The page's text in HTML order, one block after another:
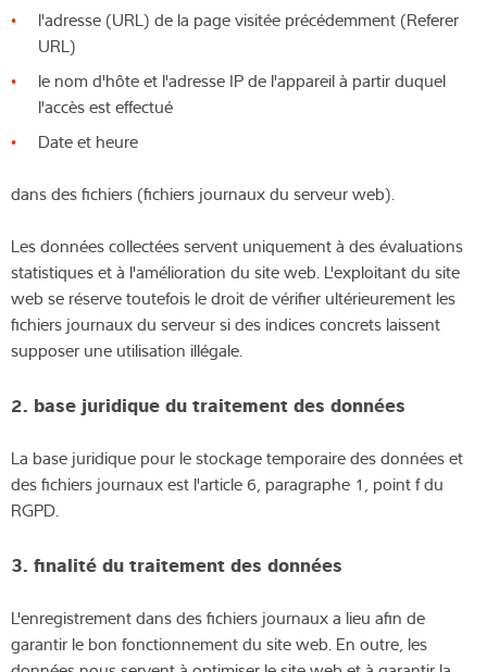
l'adresse (URL) de la page visitée précédemment (Referer
URL)
le nom d'hôte et l'adresse IP de l'appareil à partir duquel
l'accès est effectué
Date et heure
dans des fichiers (fichiers journaux du serveur web).
Les données collectées servent uniquement à des évaluations
statistiques et à l'amélioration du site web. L'exploitant du site
web se réserve toutefois le droit de vérifier ultérieurement les
fichiers journaux du serveur si des indices concrets laissent
supposer une utilisation illégale.
2. base juridique du traitement des données
La base juridique pour le stockage temporaire des données et
des fichiers journaux est l'article 6, paragraphe 1, point f du
RGPD.
3. finalité du traitement des données
L'enregistrement dans des fichiers journaux a lieu afin de
garantir le bon fonctionnement du site web. En outre, les